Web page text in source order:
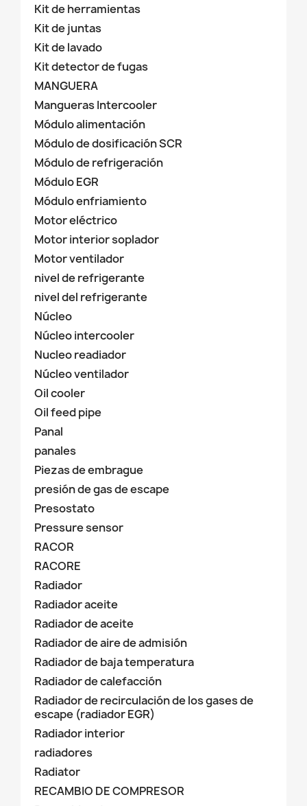
Kit de herramientas
Kit de juntas
Kit de lavado
Kit detector de fugas
MANGUERA
Mangueras Intercooler
Módulo alimentación
Módulo de dosificación SCR
Módulo de refrigeración
Módulo EGR
Módulo enfriamiento
Motor eléctrico
Motor interior soplador
Motor ventilador
nivel de refrigerante
nivel del refrigerante
Núcleo
Núcleo intercooler
Nucleo readiador
Núcleo ventilador
Oil cooler
Oil feed pipe
Panal
panales
Piezas de embrague
presión de gas de escape
Presostato
Pressure sensor
RACOR
RACORE
Radiador
Radiador aceite
Radiador de aceite
Radiador de aire de admisión
Radiador de baja temperatura
Radiador de calefacción
Radiador de recirculación de los gases de
escape (radiador EGR)
Radiador interior
radiadores
Radiator
RECAMBIO DE COMPRESOR